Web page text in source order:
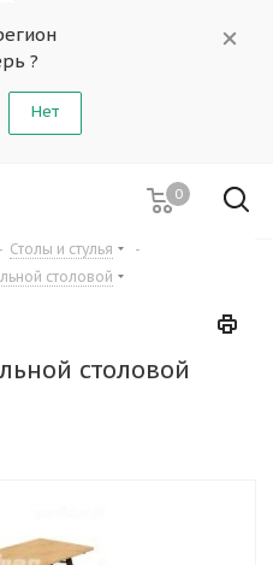
?
Нет
0
- Столы и стулья
-
столовой
столовой